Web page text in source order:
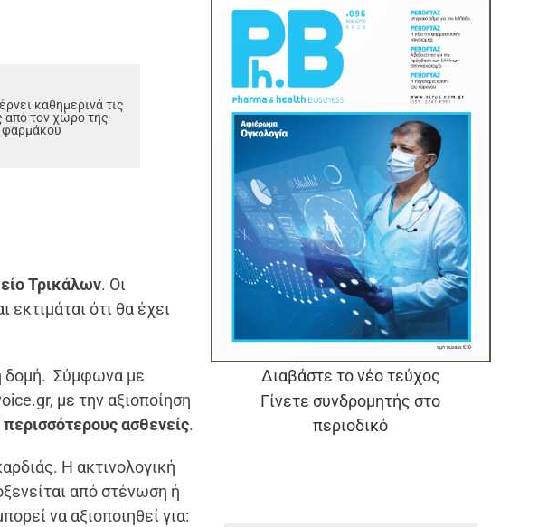
καθημερινά τις
από τον χώρο της
φαρμάκου
Τρικάλων. Οι
εκτιμάται ότι θα έχει
δομή. Σύμφωνα με
.gr, με την αξιοποίηση
ασθενείς.
Η ακτινολογική
από στένωση ή
να αξιοποιηθεί για:
Διαβάστε το νέο τεύχος
Γίνετε συνδρομητής στο
περιοδικό